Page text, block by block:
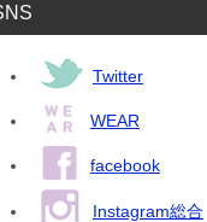
Twitter
WEAR
facebook
Instagram総合